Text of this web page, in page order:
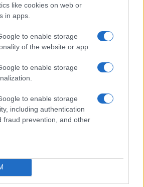
like cookies on web or
in apps.
to enable storage
of the website or app.
to enable storage
to enable storage
including authentication
fraud prevention, and other